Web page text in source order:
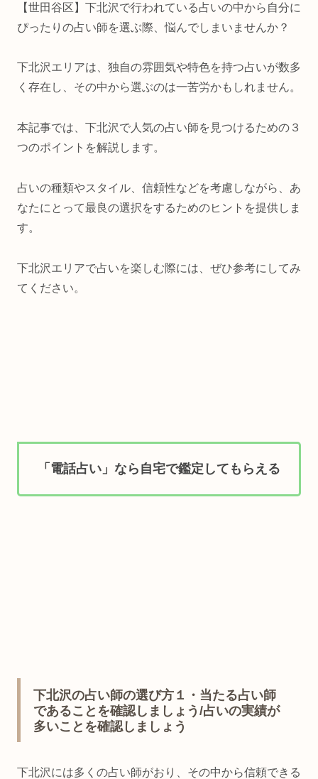
【世田谷区】下北沢で行われている占いの中から自分に
ぴったりの占い師を選ぶ際、悩んでしまいませんか？
下北沢エリアは、独自の雰囲気や特色を持つ占いが数多
く存在し、その中から選ぶのは一苦労かもしれません。
本記事では、下北沢で人気の占い師を見つけるための３
つのポイントを解説します。
占いの種類やスタイル、信頼性などを考慮しながら、あ
なたにとって最良の選択をするためのヒントを提供しま
す。
下北沢エリアで占いを楽しむ際には、ぜひ参考にしてみ
てください。
「電話占い」なら自宅で鑑定してもらえる
下北沢の占い師の選び方１・当たる占い師
であることを確認しましょう/占いの実績が
多いことを確認しましょう
下北沢には多くの占い師がおり、その中から信頼できる